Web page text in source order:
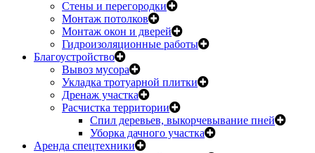
Стены и перегородки
Монтаж потолков
Монтаж окон и дверей
Гидроизоляционные работы
Благоустройство
Вывоз мусора
Укладка тротуарной плитки
Дренаж участка
Расчистка территории
Спил деревьев, выкорчевывание пней
Уборка дачного участка
Аренда спецтехники